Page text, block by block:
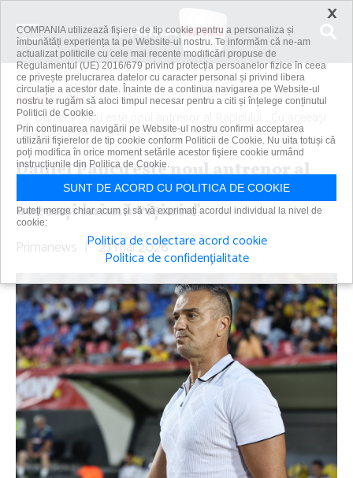
Acasă
Știri
Daniel Pancu este noul antrenor al Rapidului: „Cu aceeaşi
pasiune. Cu...
Daniel Pancu este noul antrenor al
Rapidului: „Cu aceeaşi pasiune. Cu
aceeaşi inimă vişinie”
Primanews | 27 mai 2026
×
COMPANIA utilizează fişiere de tip cookie pentru a personaliza și
îmbunătăți experiența ta pe Website-ul nostru. Te informăm că ne-am
actualizat politicile cu cele mai recente modificări propuse de
Regulamentul (UE) 2016/679 privind protecția persoanelor fizice în ceea
ce privește prelucrarea datelor cu caracter personal și privind libera
circulație a acestor date. Înainte de a continua navigarea pe Website-ul
nostru te rugăm să aloci timpul necesar pentru a citi și înțelege conținutul
Politicii de Cookie.
Prin continuarea navigării pe Website-ul nostru confirmi acceptarea
utilizării fişierelor de tip cookie conform Politicii de Cookie. Nu uita totuși că
poți modifica în orice moment setările acestor fişiere cookie urmând
instrucțiunile din Politica de Cookie.
SUNT DE ACORD CU POLITICA DE COOKIE
Puteți merge chiar acum și să vă exprimați acordul individual la nivel de
cookie:
Politica de colectare acord cookie
Politica de confidențialitate